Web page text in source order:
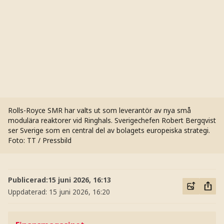
Rolls-Royce SMR har valts ut som leverantör av nya små
modulära reaktorer vid Ringhals. Sverigechefen Robert Bergqvist
ser Sverige som en central del av bolagets europeiska strategi.
Foto: TT / Pressbild
Publicerad:15 juni 2026, 16:13
Uppdaterad: 15 juni 2026, 16:20